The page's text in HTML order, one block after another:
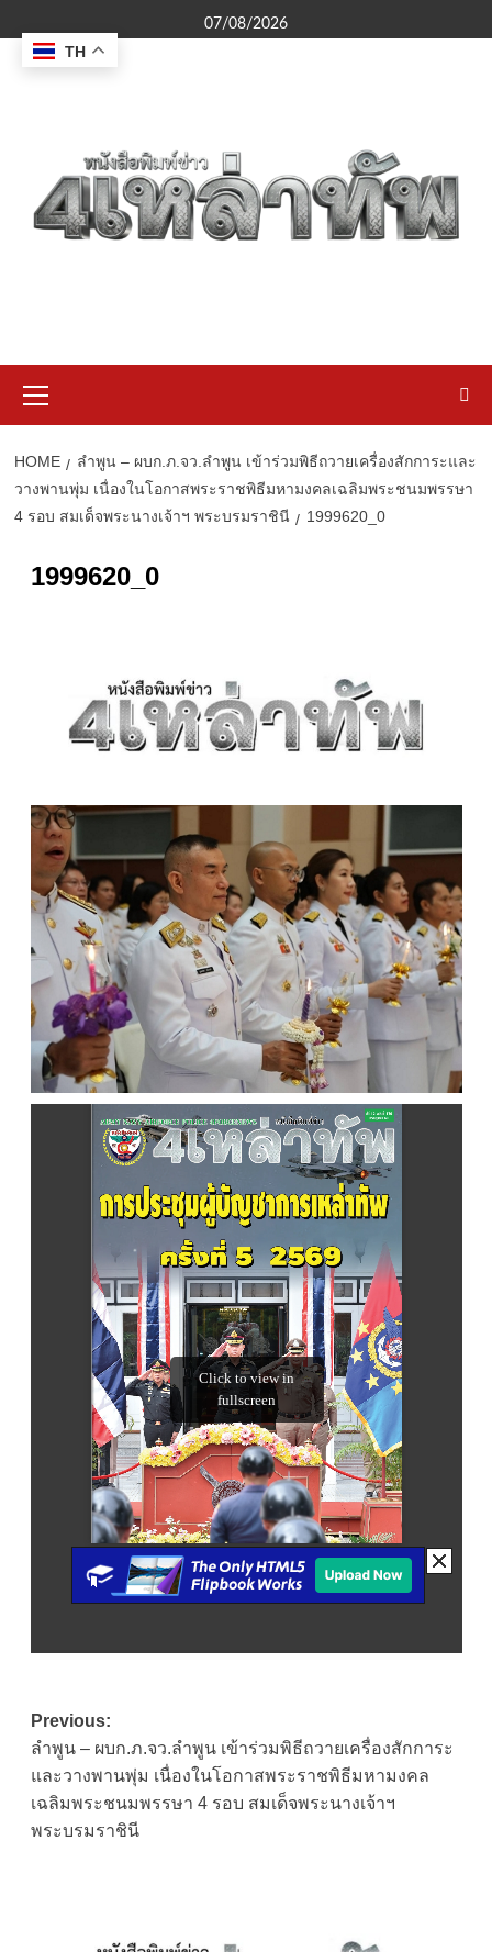
to
content
07/08/2026
Menu
HOME
ลำพูน – ผบก.ภ.จว.ลำพูน เข้าร่วมพิธีถวายเครื่องสักการะและ
วางพานพุ่ม เนื่องในโอกาสพระราชพิธีมหามงคลเฉลิมพระชนมพรรษา
4 รอบ สมเด็จพระนางเจ้าฯ พระบรมราชินี
1999620_0
1999620_0
Post
navigation
Previous:
ลำพูน – ผบก.ภ.จว.ลำพูน เข้าร่วมพิธีถวายเครื่องสักการะ
และวางพานพุ่ม เนื่องในโอกาสพระราชพิธีมหามงคล
เฉลิมพระชนมพรรษา 4 รอบ สมเด็จพระนางเจ้าฯ
พระบรมราชินี
TH